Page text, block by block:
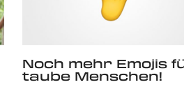
Noch mehr Emojis
taube Menschen!